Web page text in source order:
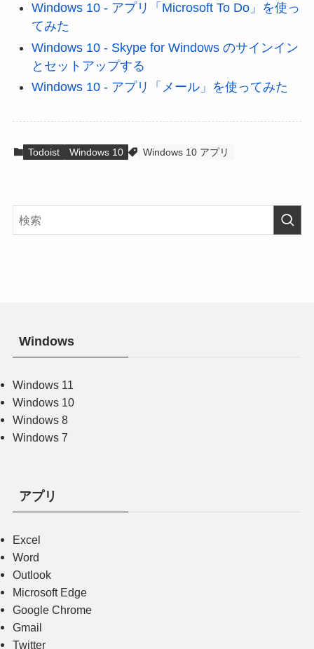
Windows 10 - アプリ「Microsoft To Do」を使っ
てみた
Windows 10 - Skype for Windows のサインイン
とセットアップする
Windows 10 - アプリ「メール」を使ってみた
Todoist Windows 10 Windows 10 アプリ
Windows
Windows 11
Windows 10
Windows 8
Windows 7
アプリ
Excel
Word
Outlook
Microsoft Edge
Google Chrome
Gmail
Twitter